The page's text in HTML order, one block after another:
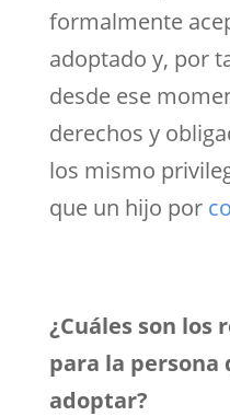
formalmente
adoptado y, por
desde ese
derechos y
los mismo
que un hijo por
¿Cuáles son los
para la persona
adoptar?